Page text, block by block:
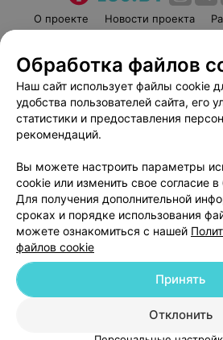
О проекте Новости проекта
Пользовательское соглашение
Вакансии
Написать
Обработка
© 2026 ООО «Артокс Лаб», УНП 191700409
|
Служба поддержки +375
Обработка файлов
Наш сайт использует файлы cookie
удобства пользователей сайта, его
статистики и предоставления
рекомендаций.
Вы можете настроить параметры
cookie или изменить свое согласие
Для получения дополнительной
сроках и порядке использования
можете ознакомиться с нашей
файлов cookie
Отклонить
Принять